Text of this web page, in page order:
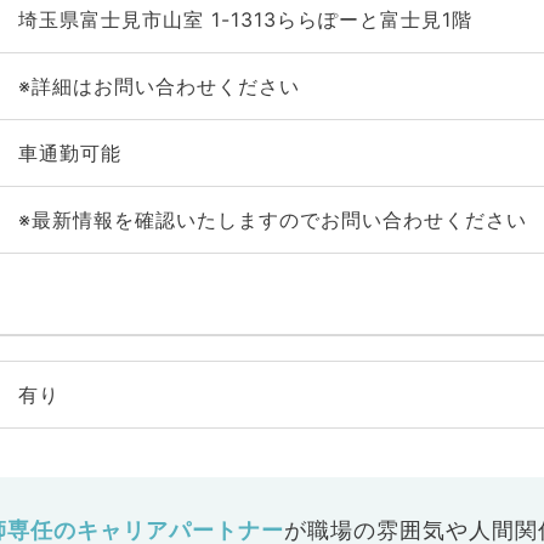
埼玉県富士見市山室 1-1313ららぽーと富士見1階
※詳細はお問い合わせください
車通勤可能
※最新情報を確認いたしますのでお問い合わせください
有り
専任のキャリアパートナーが職場の雰囲気や人間関